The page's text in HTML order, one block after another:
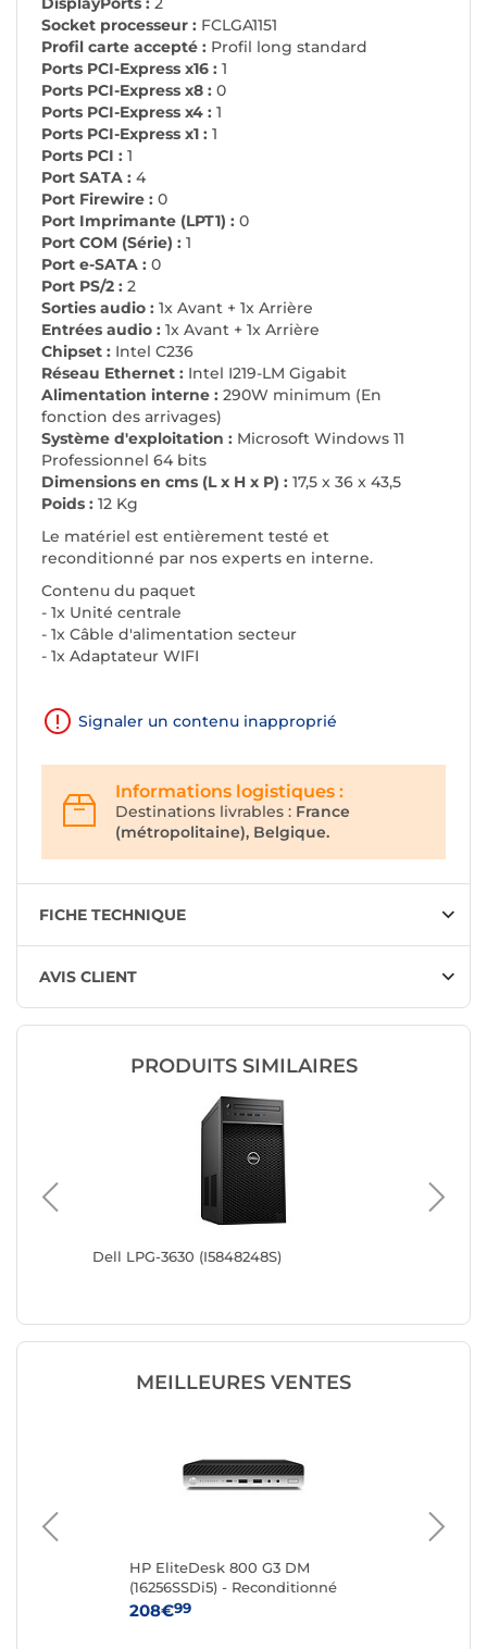
Socket processeur : FCLGA1151
Profil carte accepté : Profil long standard
Ports PCI-Express x16 : 1
Ports PCI-Express x8 : 0
Ports PCI-Express x4 : 1
Ports PCI-Express x1 : 1
Ports PCI : 1
Port SATA : 4
Port Firewire : 0
Port Imprimante (LPT1) : 0
Port COM (Série) : 1
Port e-SATA : 0
Port PS/2 : 2
Sorties audio : 1x Avant + 1x Arrière
Entrées audio : 1x Avant + 1x Arrière
Chipset : Intel C236
Réseau Ethernet : Intel I219-LM Gigabit
Alimentation interne : 290W minimum (En
fonction des arrivages)
Système d'exploitation : Microsoft Windows 11
Professionnel 64 bits
Dimensions en cms (L x H x P) : 17,5 x 36 x 43,5
Poids : 12 Kg
Le matériel est entièrement testé et
reconditionné par nos experts en interne.
Contenu du paquet
- 1x Unité centrale
- 1x Câble d'alimentation secteur
- 1x Adaptateur WIFI
Signaler un contenu inapproprié
Informations logistiques :
Destinations livrables : France
(métropolitaine), Belgique.
FICHE TECHNIQUE
AVIS CLIENT
PRODUITS SIMILAIRES
Dell LPG-3630 (I5848248S)
MEILLEURES VENTES
HP EliteDesk 800 G3 DM
(16256SSDi5) - Reconditionné
208€99